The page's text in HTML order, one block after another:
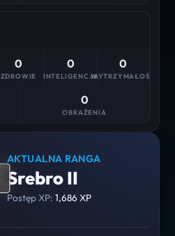
0
ZDROWIE
0
INTELIGENCJA
0
WYTRZYMAŁOŚĆ
0
OBRAŻENIA
AKTUALNA RANGA
Srebro II
Postęp XP: 1,686 XP